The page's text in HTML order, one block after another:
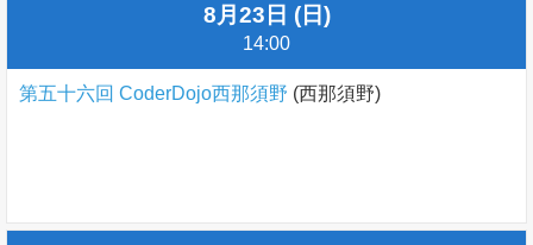
8月23日 (日)
14:00
第五十六回 CoderDojo西那須野 (西那須野)